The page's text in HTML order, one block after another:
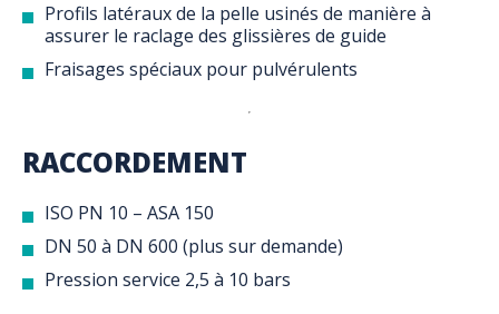
Profils latéraux de la pelle usinés de manière à
assurer le raclage des glissières de guide
Fraisages spéciaux pour pulvérulents
RACCORDEMENT
ISO PN 10 – ASA 150
DN 50 à DN 600 (plus sur demande)
Pression service 2,5 à 10 bars